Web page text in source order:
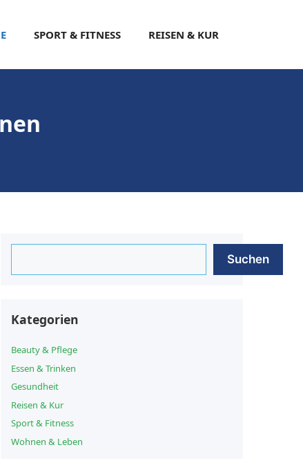
SPORT & FITNESS REISEN & KUR
Suchen
Kategorien
Beauty & Pflege
Essen & Trinken
Gesundheit
Reisen & Kur
Sport & Fitness
Wohnen & Leben